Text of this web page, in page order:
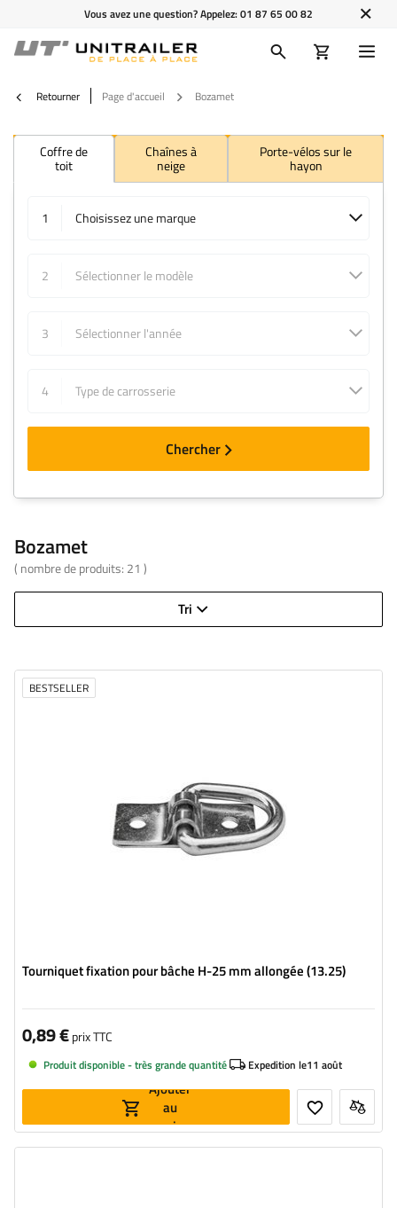
Vous avez une question? Appelez:01 87 65 00 82
Retourner Page d'accueil Bozamet
Coffre de
toit
Chaînes à
neige
Porte-vélos sur le
hayon
1 Choisissez une marque
2 Sélectionner le modèle
3 Sélectionner l'année
4 Type de carrosserie
Chercher
Bozamet
( nombre de produits: 21 )
Tri
BESTSELLER
Tourniquet fixation pour bâche H-25 mm allongée (13.25)
Hauteur du tourniquet:
0,89 €prix TTC
Produit disponible - très grande quantité Expedition le11 août
Ajouter
au
panier